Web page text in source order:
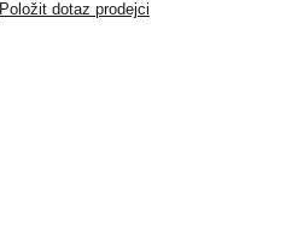
Položit dotaz prodejci